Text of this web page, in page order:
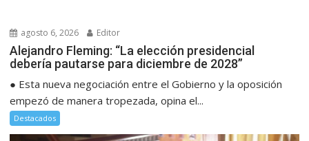
agosto 6, 2026 Editor
Alejandro Fleming: “La elección presidencial
debería pautarse para diciembre de 2028”
● Esta nueva negociación entre el Gobierno y la oposición
empezó de manera tropezada, opina el...
Destacados